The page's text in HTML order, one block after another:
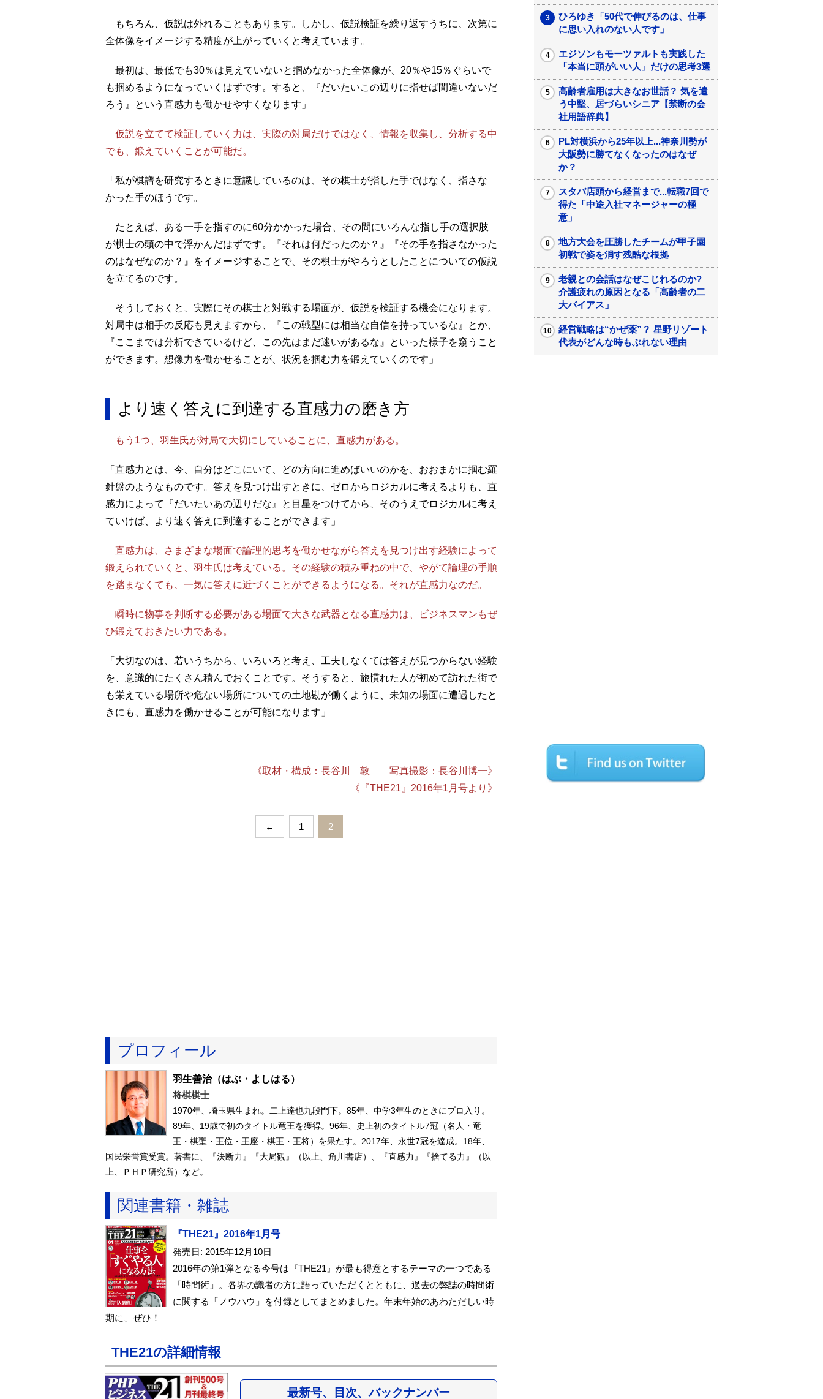
もちろん、仮説は外れることもあります。しかし、仮説検証を繰り返すうちに、次第に
全体像をイメージする精度が上がっていくと考えています。
最初は、最低でも30％は見えていないと掴めなかった全体像が、20％や15％ぐらいで
も掴めるようになっていくはずです。すると、『だいたいこの辺りに指せば間違いないだ
ろう』という直感力も働かせやすくなります」
仮説を立てて検証していく力は、実際の対局だけではなく、情報を収集し、分析する中
でも、鍛えていくことが可能だ。
「私が棋譜を研究するときに意識しているのは、その棋士が指した手ではなく、指さな
かった手のほうです。
たとえば、ある一手を指すのに60分かかった場合、その間にいろんな指し手の選択肢
が棋士の頭の中で浮かんだはずです。『それは何だったのか？』『その手を指さなかった
のはなぜなのか？』をイメージすることで、その棋士がやろうとしたことについての仮説
を立てるのです。
そうしておくと、実際にその棋士と対戦する場面が、仮説を検証する機会になります。
対局中は相手の反応も見えますから、『この戦型には相当な自信を持っているな』とか、
『ここまでは分析できているけど、この先はまだ迷いがあるな』といった様子を窺うこと
ができます。想像力を働かせることが、状況を掴む力を鍛えていくのです」
より速く答えに到達する直感力の磨き方
もう1つ、羽生氏が対局で大切にしていることに、直感力がある。
「直感力とは、今、自分はどこにいて、どの方向に進めばいいのかを、おおまかに掴む羅
針盤のようなものです。答えを見つけ出すときに、ゼロからロジカルに考えるよりも、直
感力によって『だいたいあの辺りだな』と目星をつけてから、そのうえでロジカルに考え
ていけば、より速く答えに到達することができます」
直感力は、さまざまな場面で論理的思考を働かせながら答えを見つけ出す経験によって
鍛えられていくと、羽生氏は考えている。その経験の積み重ねの中で、やがて論理の手順
を踏まなくても、一気に答えに近づくことができるようになる。それが直感力なのだ。
瞬時に物事を判断する必要がある場面で大きな武器となる直感力は、ビジネスマンもぜ
ひ鍛えておきたい力である。
「大切なのは、若いうちから、いろいろと考え、工夫しなくては答えが見つからない経験
を、意識的にたくさん積んでおくことです。そうすると、旅慣れた人が初めて訪れた街で
も栄えている場所や危ない場所についての土地勘が働くように、未知の場面に遭遇したと
きにも、直感力を働かせることが可能になります」
《取材・構成：長谷川 敦 写真撮影：長谷川博一》
《『THE21』2016年1月号より》
← 1 2
プロフィール
羽生善治（はぶ・よしはる）
将棋棋士
1970年、埼玉県生まれ。二上達也九段門下。85年、中学3年生のときにプロ入り。
89年、19歳で初のタイトル竜王を獲得。96年、史上初のタイトル7冠（名人・竜
王・棋聖・王位・王座・棋王・王将）を果たす。2017年、永世7冠を達成。18年、
国民栄誉賞受賞。著書に、『決断力』『大局観』（以上、角川書店）、『直感力』『捨てる力』（以
上、ＰＨＰ研究所）など。
関連書籍・雑誌
『THE21』2016年1月号
発売日: 2015年12月10日
2016年の第1弾となる今号は『THE21』が最も得意とするテーマの一つである
「時間術」。各界の識者の方に語っていただくとともに、過去の弊誌の時間術
に関する「ノウハウ」を付録としてまとめました。年末年始のあわただしい時
期に、ぜひ！
THE21の詳細情報
最新号、目次、バックナンバー
ひろゆき「50代で伸びるのは、仕事
に思い入れのない人です」
エジソンもモーツァルトも実践した
「本当に頭がいい人」だけの思考3選
高齢者雇用は大きなお世話？ 気を遣
う中堅、居づらいシニア【禁断の会
社用語辞典】
PL対横浜から25年以上...神奈川勢が
大阪勢に勝てなくなったのはなぜ
か？
スタバ店頭から経営まで...転職7回で
得た「中途入社マネージャーの極
意」
地方大会を圧勝したチームが甲子園
初戦で姿を消す残酷な根拠
老親との会話はなぜこじれるのか?
介護疲れの原因となる「高齢者の二
大バイアス」
経営戦略は“かぜ薬”？ 星野リゾート
代表がどんな時もぶれない理由